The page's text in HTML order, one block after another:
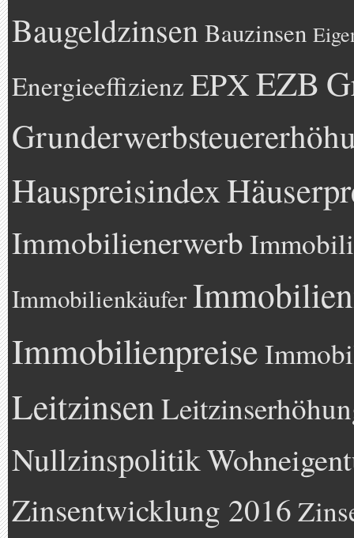
BaugeldzinsenBauzinsen
Energieeffizienz EPXEZB
Hauspreisindex
Immobilienerwerb
Immobilienkäufer
Immobilienpreise
Leitzinsen
Nullzinspolitik
Zinsentwicklung 2016